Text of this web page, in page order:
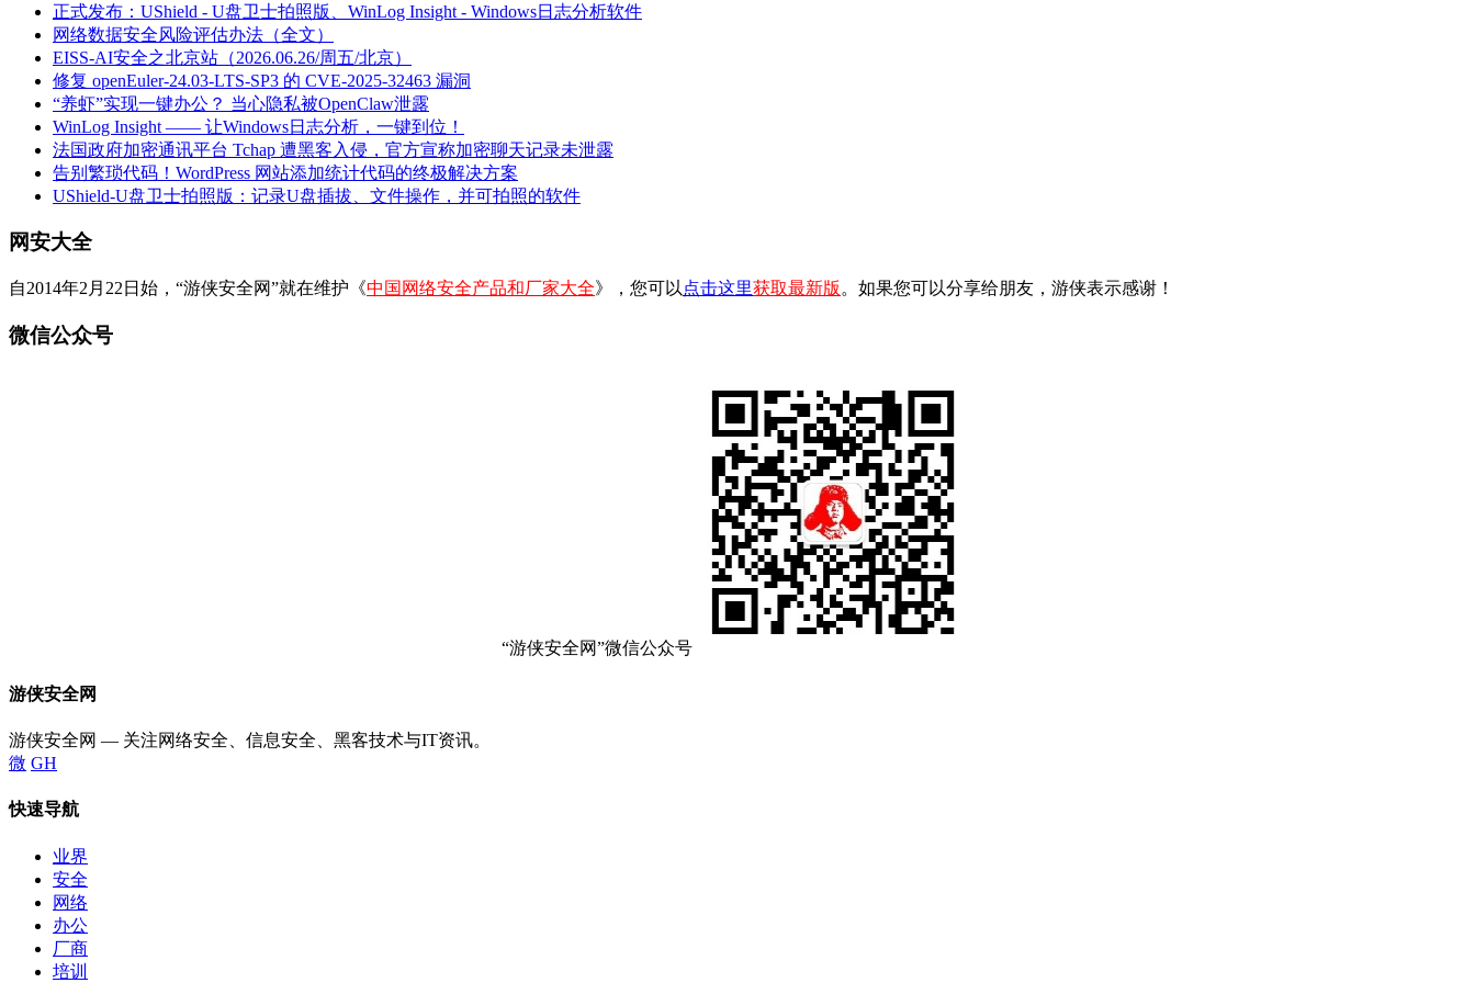
正式发布：UShield - U盘卫士拍照版、WinLog Insight - Windows日志分析软件
网络数据安全风险评估办法（全文）
EISS-AI安全之北京站（2026.06.26/周五/北京）
修复 openEuler-24.03-LTS-SP3 的 CVE-2025-32463 漏洞
“养虾”实现一键办公？ 当心隐私被OpenClaw泄露
WinLog Insight —— 让Windows日志分析，一键到位！
法国政府加密通讯平台 Tchap 遭黑客入侵，官方宣称加密聊天记录未泄露
告别繁琐代码！WordPress 网站添加统计代码的终极解决方案
UShield-U盘卫士拍照版：记录U盘插拔、文件操作，并可拍照的软件
网安大全
自2014年2月22日始，“游侠安全网”就在维护《中国网络安全产品和厂家大全》，您可以 点击这里获取最新版 。如果您可以分享给朋友，游侠表示感谢！
微信公众号
“游侠安全网”微信公众号
游侠安全网
游侠安全网 — 关注网络安全、信息安全、黑客技术与IT资讯。
微 GH
快速导航
业界
安全
网络
办公
厂商
培训